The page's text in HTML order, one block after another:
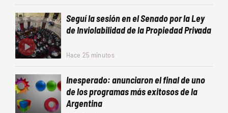
Seguí la sesión en el Senado por la Ley
de Inviolabilidad de la Propiedad Privada
Hace 25 minutos
Inesperado: anunciaron el final de uno
de los programas más exitosos de la
Argentina